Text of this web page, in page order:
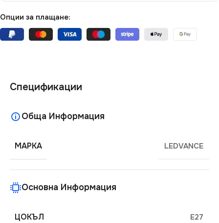
Опции за плащане:
Спецификации
Обща Информация
МАРКА LEDVANCE
Основна Информация
ЦОКЪЛ E27